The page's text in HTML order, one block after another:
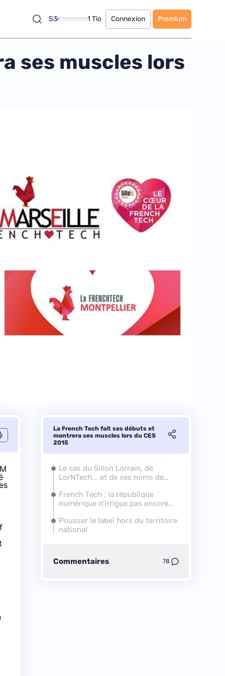
S3 1 Tio Connexion Premium
ses muscles lors
La French Tech fait ses débuts et
montrera ses muscles lors du CES
2015
Le cas du Sillon Lorrain, de
LorNTech... et de ses noms de
French Tech : la république
numérique n'irrigue pas encore
Pousser le label hors du territoire
national
Commentaires 78